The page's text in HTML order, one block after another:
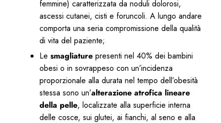
femmine) caratterizzata da noduli dolorosi,
ascessi cutanei, cisti e foruncoli. A lungo andare
comporta una seria compromissione della qualità
di vita del paziente;
Le smagliature presenti nel 40% dei bambini
obesi o in sovrappeso con un’incidenza
proporzionale alla durata nel tempo dell’obesità
stessa sono un’alterazione atrofica lineare
della pelle, localizzate alla superficie interna
delle cosce, sui glutei, ai fianchi, al seno e alla